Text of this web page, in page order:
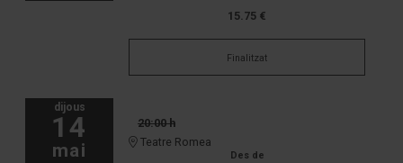
15.75 €
Finalitzat
dijous
14
mai
20:00 h
Teatre Romea
Des de